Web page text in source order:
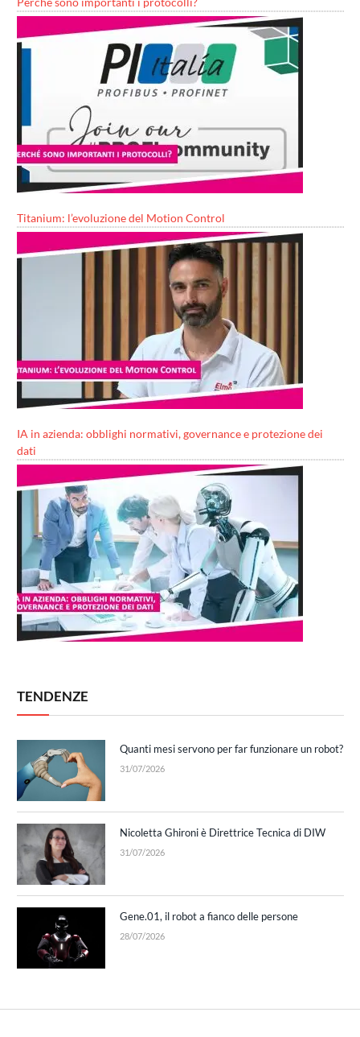
Titanium: l’evoluzione del Motion Control
IA in azienda: obblighi normativi, governance e protezione dei
dati
TENDENZE
Quanti mesi servono per far funzionare un robot?
31/07/2026
Nicoletta Ghironi è Direttrice Tecnica di DIW
31/07/2026
Gene.01, il robot a fianco delle persone
28/07/2026